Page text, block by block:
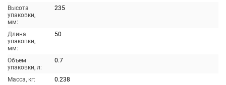
Высота
упаковки,
мм:
235
Длина
упаковки,
мм:
50
Объем
упаковки, л:
0.7
Масса, кг:
0.238